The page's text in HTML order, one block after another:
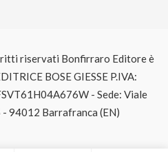
riservati Bonfirraro Editore è
BOSE GIESSE P.IVA:
- Sede: Viale
94012 Barrafranca (EN)